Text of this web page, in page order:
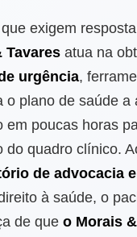
exigem
Tavaresatua na
urgência,
o plano de saúde a
em poucas horas
do quadro clínico.
de advocacia
à saúde, o
de que o Morais